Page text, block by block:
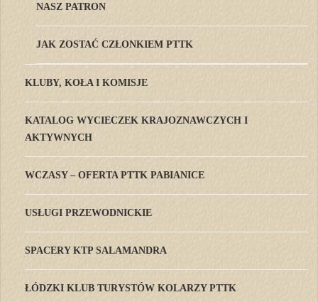
NASZ PATRON
JAK ZOSTAĆ CZŁONKIEM PTTK
KLUBY, KOŁA I KOMISJE
KATALOG WYCIECZEK KRAJOZNAWCZYCH I
AKTYWNYCH
WCZASY – OFERTA PTTK PABIANICE
USŁUGI PRZEWODNICKIE
SPACERY KTP SALAMANDRA
ŁÓDZKI KLUB TURYSTÓW KOLARZY PTTK